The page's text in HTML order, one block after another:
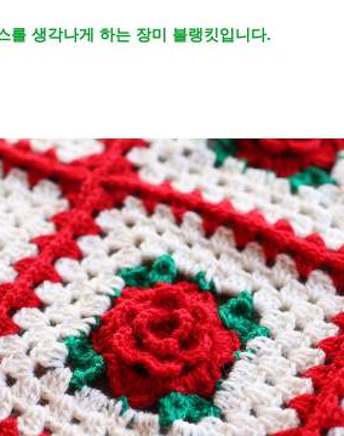
를 생각나게 하는 장미 블랭킷입니다.